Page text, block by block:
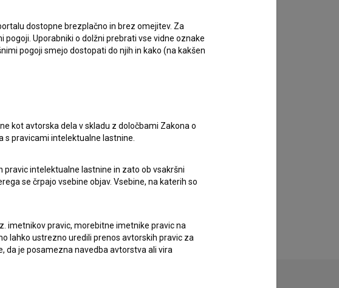
dostopne brezplačno in brez omejitev. Za
Uporabniki o dolžni prebrati vse vidne oznake
pogoji smejo dostopati do njih in kako (na kakšen
kot avtorska dela v skladu z določbami Zakona o
s pravicami intelektualne lastnine.
intelektualne lastnine in zato ob vsakršni
se črpajo vsebine objav. Vsebine, na katerih so
imetnikov pravic, morebitne imetnike pravic na
lahko ustrezno uredili prenos avtorskih pravic za
da je posamezna navedba avtorstva ali vira